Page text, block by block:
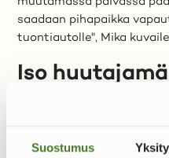
Suostumus
saadaan pihapaikka
tuontiautolle", Mika
Iso
jännityksen
myyntikanavista